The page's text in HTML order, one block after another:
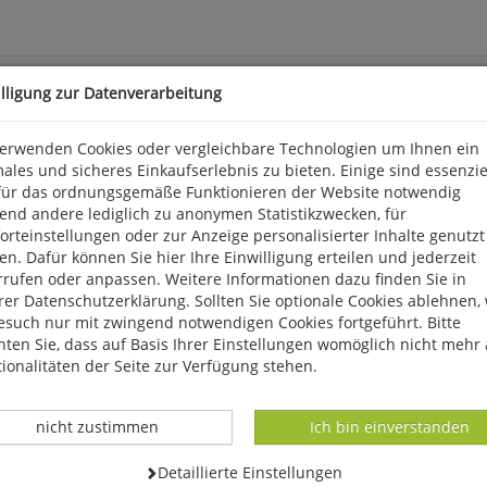
warten die schönsten Loipen direkt vor der Haustür. Und
für Winter und Sommer aufgeführt. 2007. 191 S., zahlr.
info@verlagshausroemerweg.de
zur Datenverarbeitung
Cookies oder vergleichbare Technologien um Ihnen ein
und sicheres Einkaufserlebnis zu bieten. Einige sind
das ordnungsgemäße Funktionieren der Website notwendig
andere lediglich zu anonymen Statistikzwecken, für
oder zur Anzeige personalisierter Inhalte genutzt
Dafür können Sie hier Ihre Einwilligung erteilen und jederzeit
oder anpassen. Weitere Informationen dazu finden Sie in
Datenschutzerklärung. Sollten Sie optionale Cookies ablehnen,
nur mit zwingend notwendigen Cookies fortgeführt. Bitte
Sie, dass auf Basis Ihrer Einstellungen womöglich nicht mehr
der Seite zur Verfügung stehen.
Datenverarbeitung -
Ich bin einverstanden
Datenverarbeitung -
nicht zustimmen
Datenverarbeitung -
Detaillierte Einstellungen